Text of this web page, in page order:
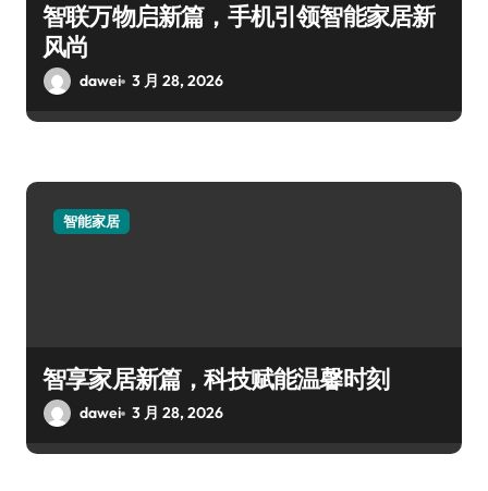
智联万物启新篇，手机引领智能家居新
风尚
dawei 3 月 28, 2026
智能家居
智享家居新篇，科技赋能温馨时刻
dawei 3 月 28, 2026